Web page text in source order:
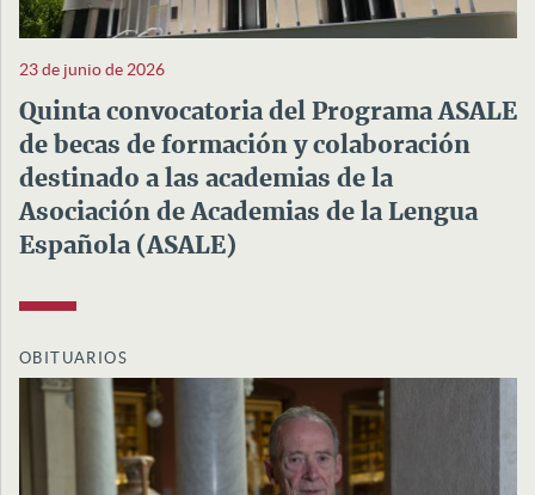
23 de junio de 2026
Quinta convocatoria del Programa ASALE
de becas de formación y colaboración
destinado a las academias de la
Asociación de Academias de la Lengua
Española (ASALE)
OBITUARIOS